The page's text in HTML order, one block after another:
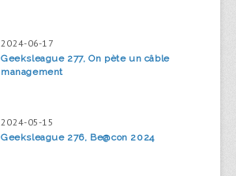
2024-06-17
Geeksleague 277, On pète un câble
management
2024-05-15
Geeksleague 276, Be@con 2024